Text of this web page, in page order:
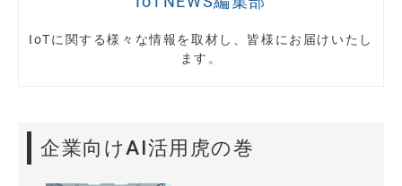
IoTに関する様々な情報を取材し、皆様にお届けいたし
ます。
企業向けAI活用虎の巻